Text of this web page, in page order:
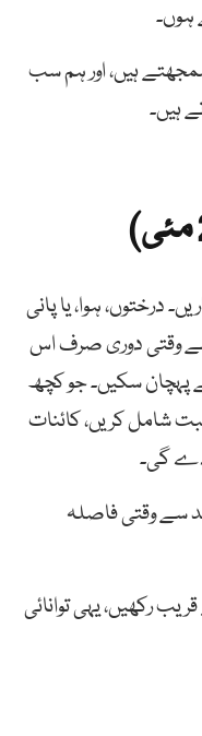
ہوں۔
ہیں، اور ہم سب
ہیں۔
درختوں، ہوا، یا پانی
سے وقتی دوری صرف اس
سکیں۔ جو کچھ
شامل کریں، کائنات
دے گی۔
سے وقتی فاصلہ
رکھیں، یہی توانائی